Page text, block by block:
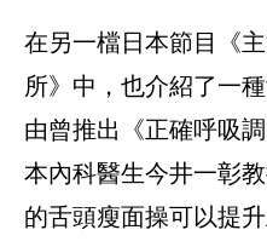
在另一檔日本節目《
所》中，也介紹了一
由曾推出《正確呼吸
本內科醫生今井一彰
的舌頭瘦面操可以提